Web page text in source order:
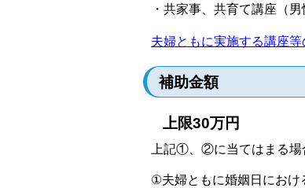
・共家事、共育て講座（
夫婦ともに実施する講座等
補助金額
上限30万円
上記①、②に当てはまる場
①夫婦ともに婚姻日におけ